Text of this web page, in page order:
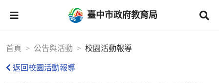
臺中市政府教育局
首頁 公告與活動 校園活動報導
返回校園活動報導